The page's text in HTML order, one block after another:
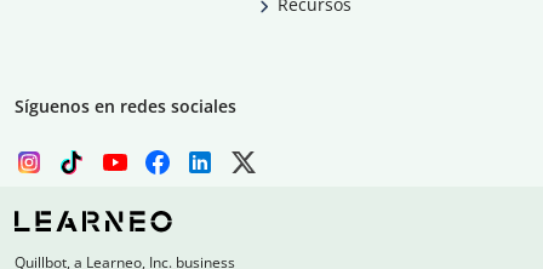
Síguenos en redes sociales
Quillbot, a Learneo, Inc. business